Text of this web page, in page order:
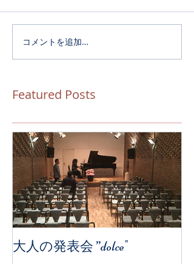
コメントを追加…
Featured Posts
大人の発表会 ”dolce"